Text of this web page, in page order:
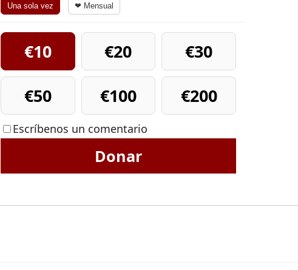
Una sola vez ❤ Mensual
€10 €20
€30
€50
€100 €200
Escríbenos un comentario
Donar